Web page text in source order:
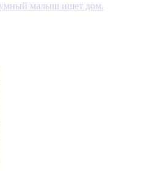
умный малыш ищет дом.